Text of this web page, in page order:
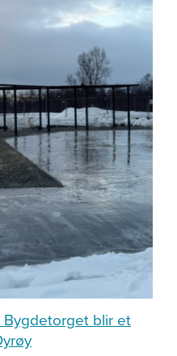
Bygdetorget blir et